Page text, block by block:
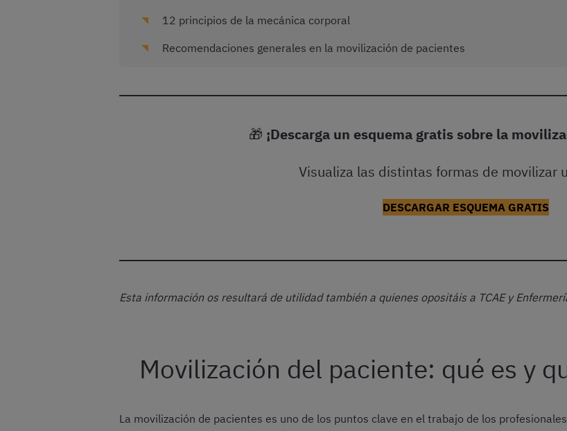
12 principios de la mecánica corporal
Recomendaciones generales en la movilización de pacientes
🎁 ¡Descarga un esquema gratis sobre la
Visualiza las distintas formas de movilizar
DESCARGAR ESQUEMA GRATIS
Esta información os resultará de utilidad también a quienes opositáis a TCAE y
Movilización del paciente: qué es y
La movilización de pacientes es uno de los puntos clave en el trabajo de los